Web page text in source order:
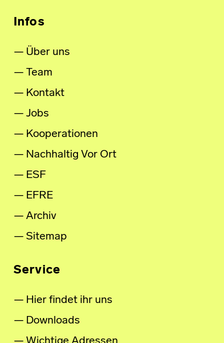
Infos
Über uns
Team
Kontakt
Jobs
Kooperationen
Nachhaltig Vor Ort
ESF
EFRE
Archiv
Sitemap
Service
Hier findet ihr uns
Downloads